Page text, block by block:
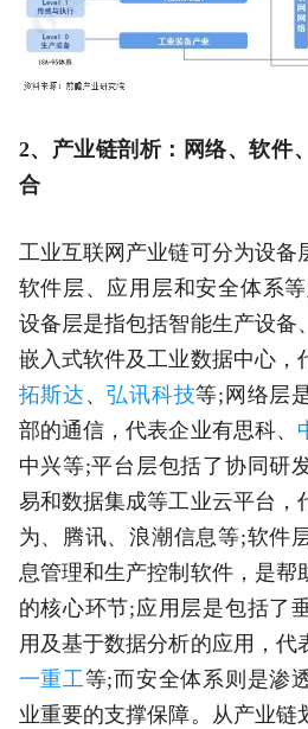
2、产业链剖析：网络、软件
合
工业互联网产业链可分为设备
软件层、应用层和安全体系
设备层是指包括智能生产设备
嵌入式软件及工业数据中心，
拓斯达 、 弘讯科技等;网络层
部的通信，代表企业有思科、
中兴等;平台层包括了协同研
易和数据集成等工业云平台，
为、腾讯、浪潮信息等;软件
息管理和生产控制软件，是帮
的核心环节;应用层是包括了
用及基于数据分析的应用，代
一重工等;而安全体系则是渗
业重要的支撑保障。从产业链